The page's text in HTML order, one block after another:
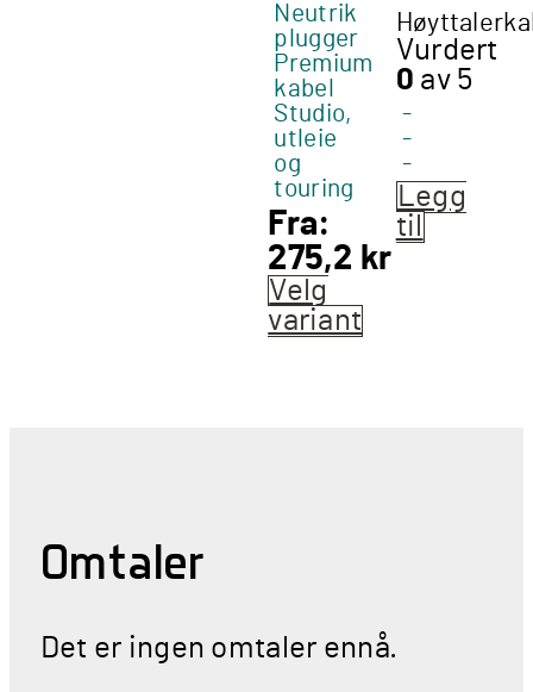
Neutrik
plugger
Premium
kabel
Studio,
utleie
og
touring
Fra:
275,2 kr
Velg
variant
Vurdert
0 av 5
-
-
-
Legg
til
Omtaler
Det er ingen omtaler ennå.